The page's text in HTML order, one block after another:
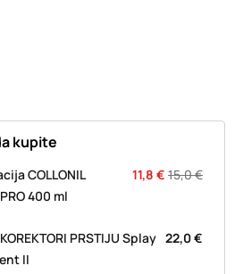
kupite
11,8 € 15,0 €
COLLONIL
400 ml
22,0 €
PRSTIJU Splay
II